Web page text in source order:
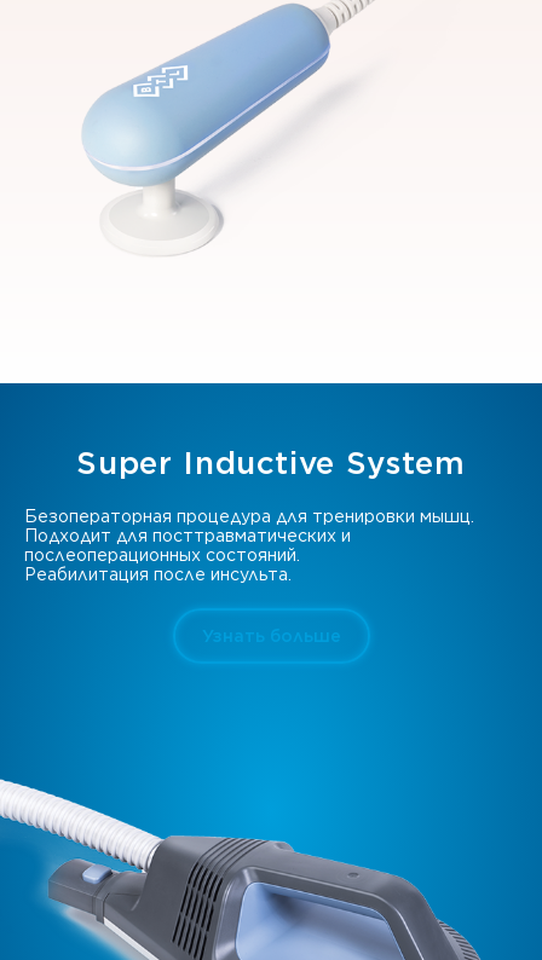
Super Inductive System
Безоператорная процедура для тренировки мышц.
Подходит для посттравматических и
послеоперационных состояний.
Реабилитация после инсульта.
Узнать больше